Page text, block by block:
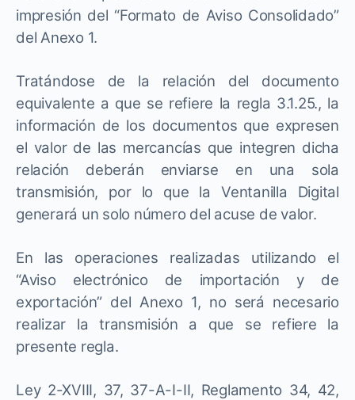
impresión del “Formato de Aviso Consolidado”
del Anexo 1.
Tratándose de la relación del documento
equivalente a que se refiere la regla 3.1.25., la
información de los documentos que expresen
el valor de las mercancías que integren dicha
relación deberán enviarse en una sola
transmisión, por lo que la Ventanilla Digital
generará un solo número del acuse de valor.
En las operaciones realizadas utilizando el
“Aviso electrónico de importación y de
exportación” del Anexo 1, no será necesario
realizar la transmisión a que se refiere la
presente regla.
Ley 2-XVIII, 37, 37-A-I-II, Reglamento 34, 42,